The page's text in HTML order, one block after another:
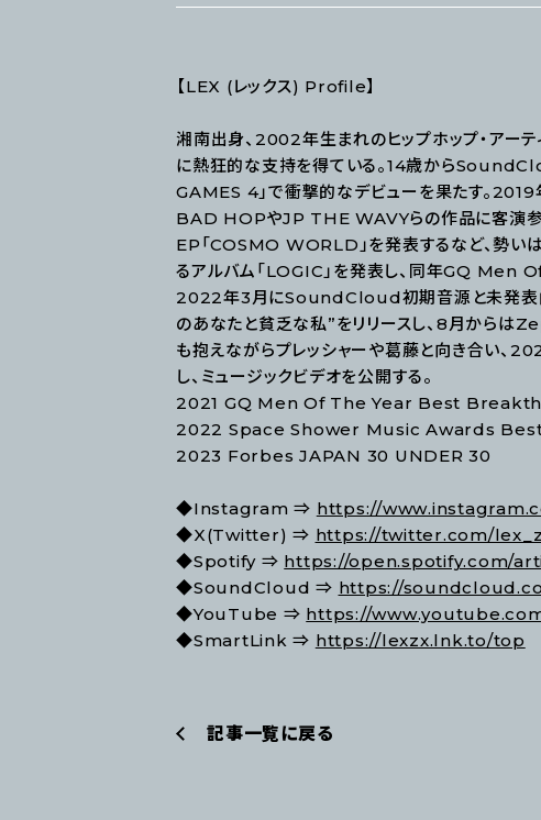
【LEX (レックス) Profile】
湘南出身、2002年生まれのヒップホップ・アーテ
に熱狂的な支持を得ている。14歳から
GAMES 4」で衝撃的なデビューを果たす。2019
BAD HOPやJP THE WAVYらの作品に客演参
EP「COSMO WORLD」を発表するなど、勢い
るアルバム「LOGIC」を発表し、同年GQ
2022年3月にSoundCloud初期音源と未発表
のあなたと貧乏な私”をリリースし、8月から
も抱えながらプレッシャーや葛藤と向き合い
し、ミュージックビデオを公開する。
2021 GQ Men Of The Year Best
2022 Space Shower Music Awards
2023 Forbes JAPAN 30 UNDER 30
◆Instagram ⇒ https://
◆X(Twitter) ⇒ https://twitter.com/
◆Spotify ⇒ https://open.spotify.com/
◆SoundCloud ⇒ https://
◆YouTube ⇒ https://
◆SmartLink ⇒ https://lexzx.lnk.to/top
記事一覧に戻る